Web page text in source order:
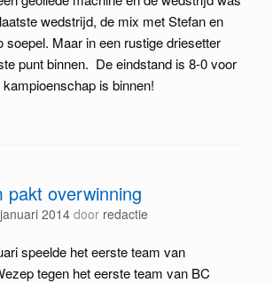
wedstrijd, de mix met Stefan en
soepel. Maar in een rustige driesetter
punt binnen. De eindstand is 8-0 voor
is binnen!
pakt overwinning
2014 door redactie
speelde het eerste team van
tegen het eerste team van BC